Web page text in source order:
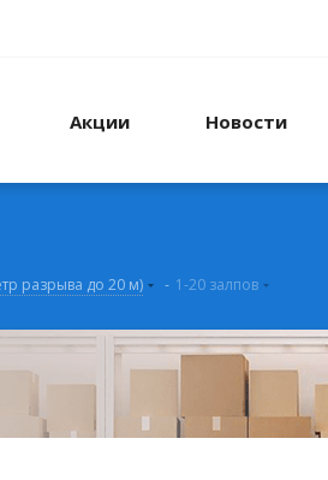
Акции Новости
разрыва до 20 м) - 1-20 залпов